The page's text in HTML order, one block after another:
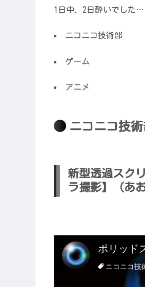
1日中、2日酔いでした
ニコニコ技術部
ゲーム
アニメ
ニコニコ技
新型透過スク
ラ撮影】（あ